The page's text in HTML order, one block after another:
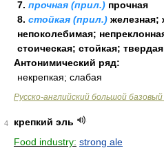
7. прочная (прил.) прочная
8. стойкая (прил.) железная;
непоколебимая;
стоическая; стойкая; твердая
Антонимический ряд:
некрепкая; слабая
Русско-английский большой базовый
4
крепкий эль
Food industry: strong ale